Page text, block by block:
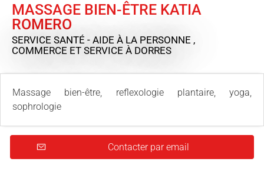
MASSAGE BIEN-ÊTRE KATIA
ROMERO
SERVICE SANTÉ - AIDE À LA PERSONNE ,
COMMERCE ET SERVICE À DORRES
Massage bien-être, reflexologie plantaire, yoga,
sophrologie
Contacter par email